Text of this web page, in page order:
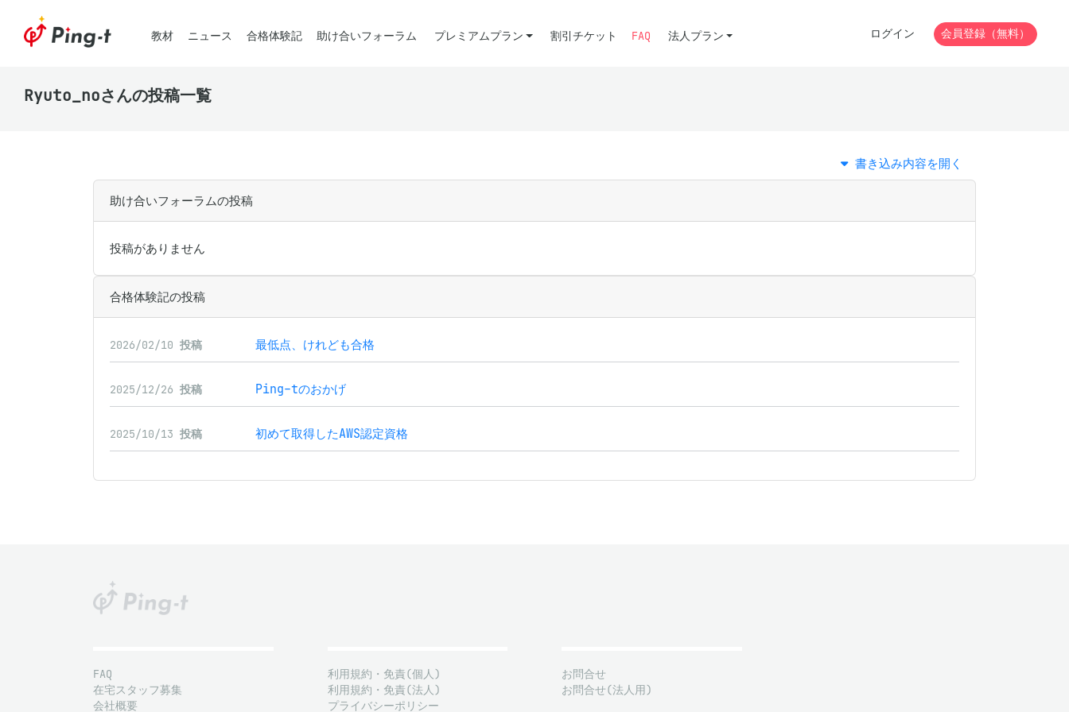
教材 ニュース 合格体験記 助け合いフォーラム プレミアムプラン 割引チケット FAQ 法人プラン ログイン 会員登録（無料）
Ryuto_noさんの投稿一覧
書き込み内容を開く
助け合いフォーラムの投稿
投稿がありません
合格体験記の投稿
2026/02/10 投稿 最低点、けれども合格
2025/12/26 投稿 Ping-tのおかげ
2025/10/13 投稿 初めて取得したAWS認定資格
FAQ
在宅スタッフ募集
会社概要
利用規約・免責(個人)
利用規約・免責(法人)
プライバシーポリシー
お問合せ
お問合せ(法人用)